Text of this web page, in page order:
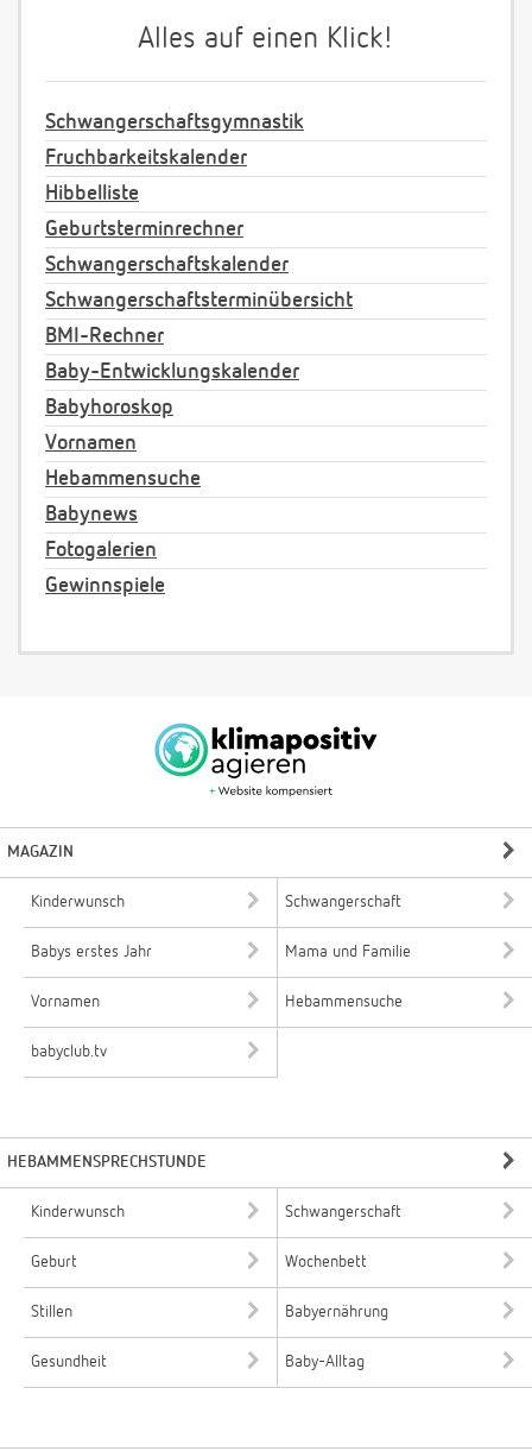
Alles auf einen Klick!
Schwangerschaftsgymnastik
Fruchbarkeitskalender
Hibbelliste
Geburtsterminrechner
Schwangerschaftskalender
Schwangerschaftsterminübersicht
BMI-Rechner
Baby-Entwicklungskalender
Babyhoroskop
Vornamen
Hebammensuche
Babynews
Fotogalerien
Gewinnspiele
MAGAZIN
Kinderwunsch Schwangerschaft
Babys erstes Jahr Mama und Familie
Vornamen Hebammensuche
babyclub.tv
HEBAMMENSPRECHSTUNDE
Kinderwunsch Schwangerschaft
Geburt Wochenbett
Stillen Babyernährung
Gesundheit Baby-Alltag